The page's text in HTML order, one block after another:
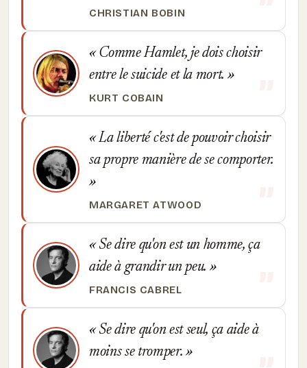
CHRISTIAN BOBIN
Comme Hamlet, je dois choisir
entre le suicide et la mort.
KURT COBAIN
La liberté c'est de pouvoir choisir
sa propre manière de se comporter.
MARGARET ATWOOD
Se dire qu'on est un homme, ça
aide à grandir un peu.
FRANCIS CABREL
Se dire qu'on est seul, ça aide à
moins se tromper.